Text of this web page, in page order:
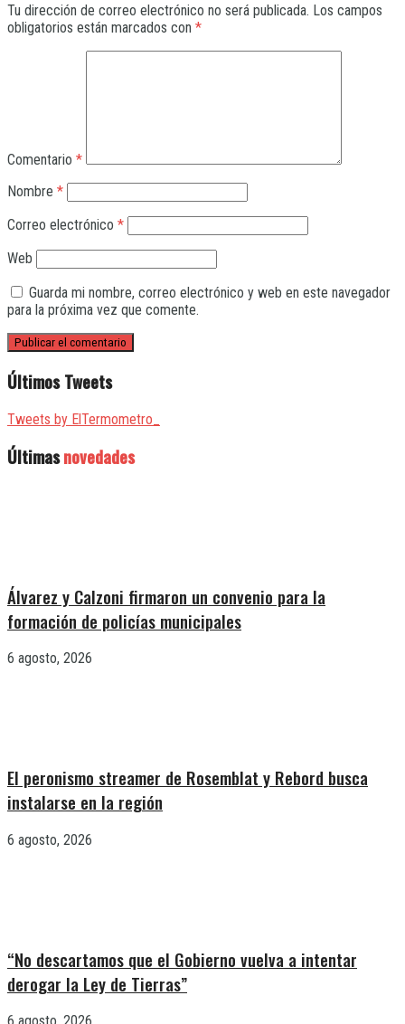
Tu dirección de correo electrónico no será publicada. Los campos
obligatorios están marcados con *
Comentario *
Nombre *
Correo electrónico *
Web
Guarda mi nombre, correo electrónico y web en este navegador
para la próxima vez que comente.
Últimos Tweets
Tweets by ElTermometro_
Últimasnovedades
Álvarez y Calzoni firmaron un convenio para la
formación de policías municipales
6 agosto, 2026
El peronismo streamer de Rosemblat y Rebord busca
instalarse en la región
6 agosto, 2026
“No descartamos que el Gobierno vuelva a intentar
derogar la Ley de Tierras”